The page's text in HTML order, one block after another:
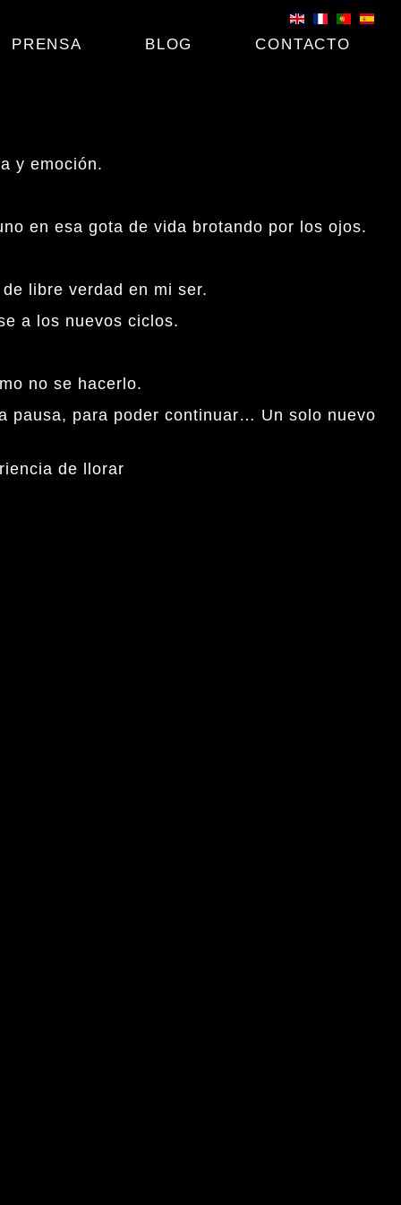
PRENSA BLOG CONTACTO
y emoción.
en esa gota de vida brotando por los ojos.
libre verdad en mi ser.
a los nuevos ciclos.
no se hacerlo.
pausa, para poder continuar… Un solo nuevo
de llorar